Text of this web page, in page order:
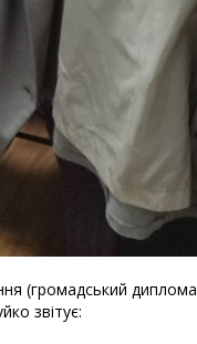
(громадський
звітує: